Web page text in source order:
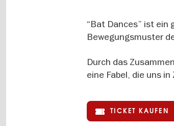
“Bat Dances” ist ein
Bewegungsmuster
Durch das
eine Fabel, die uns
TICKET KAUFEN